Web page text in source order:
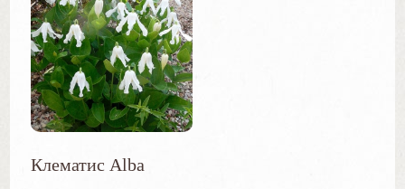
Клематис Alba